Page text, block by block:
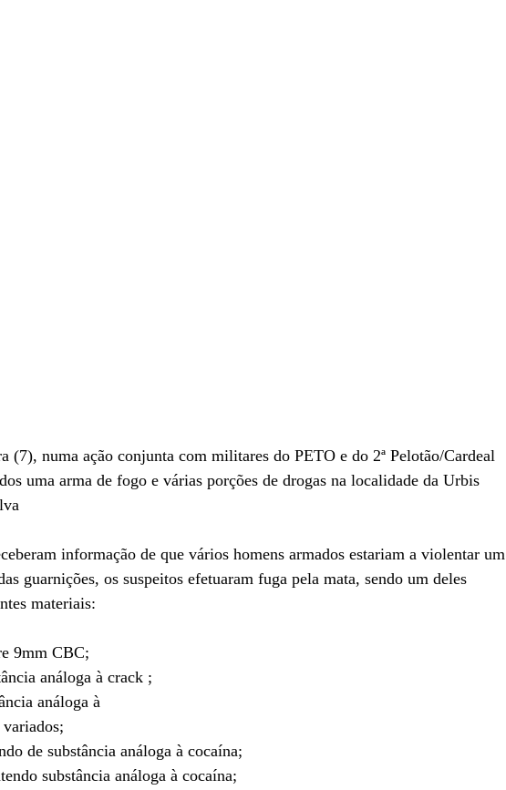
(7), numa ação conjunta com militares do PETO e do 2ª Pelotão/Cardeal
uma arma de fogo e várias porções de drogas na localidade da Urbis
informação de que vários homens armados estariam a violentar um
guarnições, os suspeitos efetuaram fuga pela mata, sendo um deles
materiais:
9mm CBC;
análoga à crack ;
análoga à
de substância análoga à cocaína;
substância análoga à cocaína;